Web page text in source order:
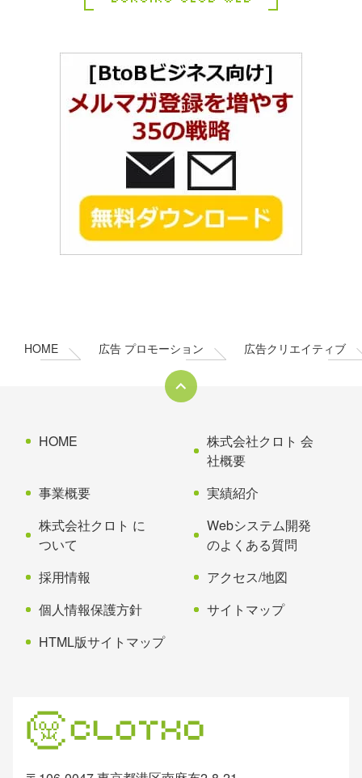
HOME 広告 プロモーション 広告クリエイティブ
HOME
株式会社クロト 会
社概要
事業概要
実績紹介
株式会社クロト に
ついて
Webシステム開発
のよくある質問
採用情報
アクセス/地図
個人情報保護方針
サイトマップ
HTML版サイトマップ